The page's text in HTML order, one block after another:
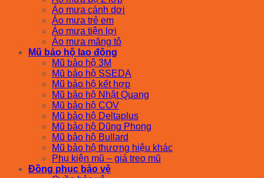
Áo mưa cánh dơi
Áo mưa trẻ em
Áo mưa tiện lợi
Áo mưa măng tô
Mũ bảo hộ lao động
Mũ bảo hộ 3M
Mũ bảo hộ SSEDA
Mũ bảo hộ kết hợp
Mũ bảo hộ Nhật Quang
Mũ bảo hộ COV
Mũ bảo hộ Deltaplus
Mũ bảo hộ Dũng Phong
Mũ bảo hộ Bullard
Mũ bảo hộ thương hiệu khác
Phụ kiện mũ – giá treo mũ
Đồng phục bảo vệ